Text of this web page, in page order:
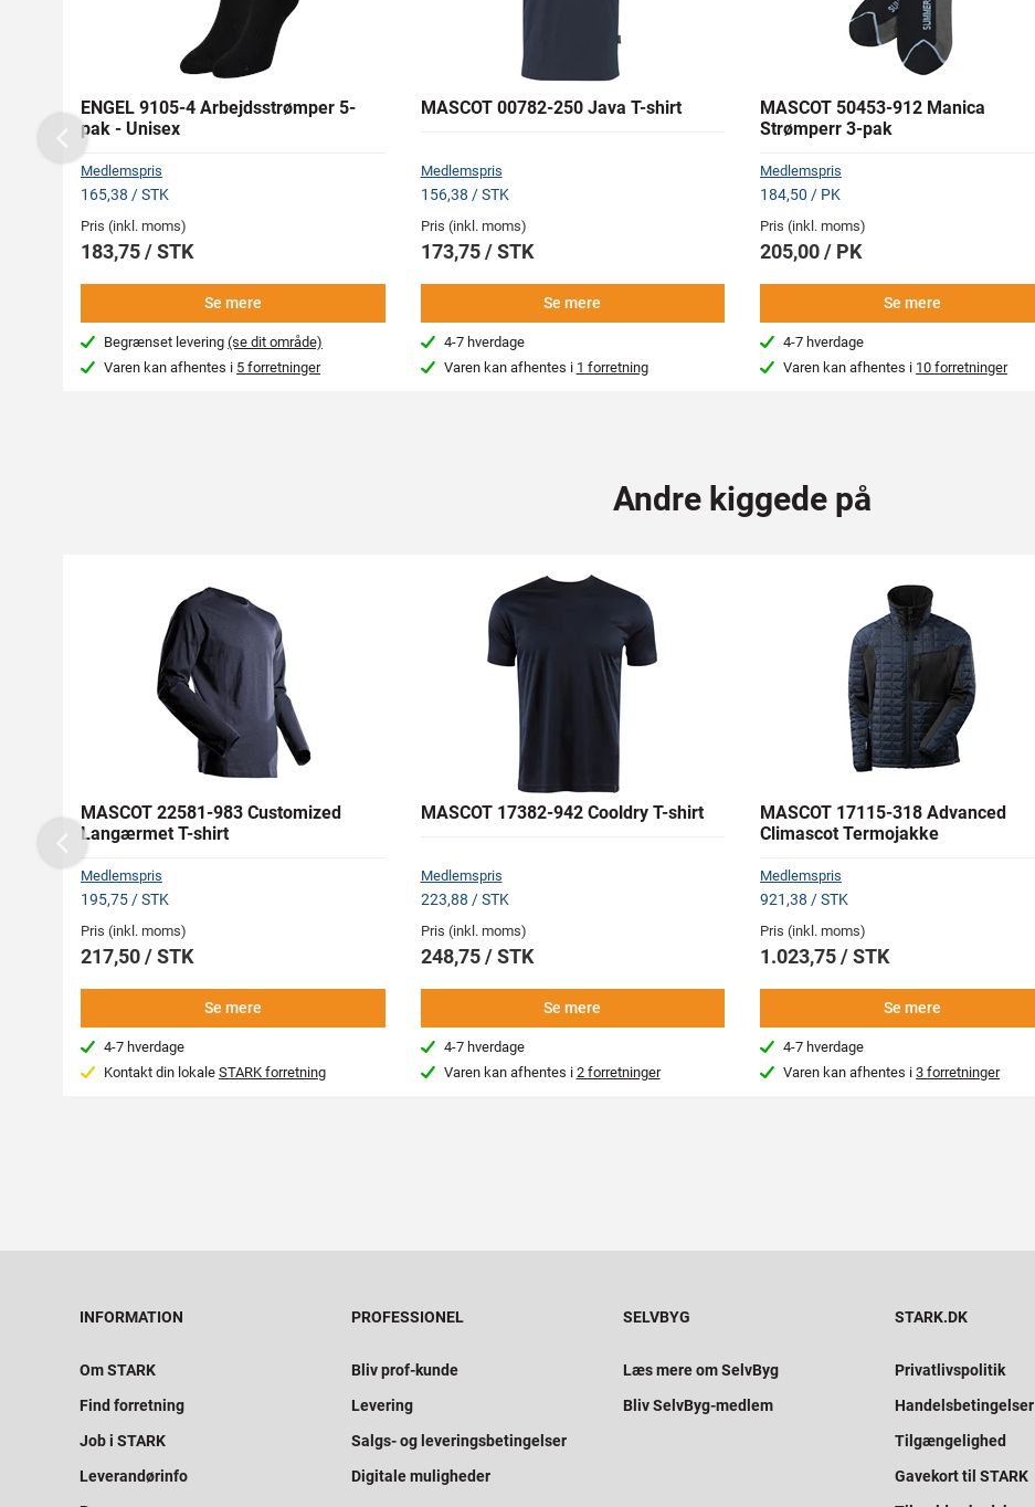
ENGEL 9105-4 Arbejdsstrømper 5-
pak - Unisex
Medlemspris
165,38 / STK
Pris (inkl. moms)
183,75 / STK
Se mere
Begrænset levering(se dit område)
Varen kan afhentes i 5 forretninger
MASCOT 00782-250 Java T-shirt
Medlemspris
156,38 / STK
Pris (inkl. moms)
173,75 / STK
Se mere
4-7 hverdage
Varen kan afhentes i 1 forretning
MASCOT 50453-912 Manica
Strømperr 3-pak
Medlemspris
184,50 / PK
Pris (inkl. moms)
205,00 / PK
Se mere
4-7 hverdage
Varen kan afhentes i 10 forretninger
Previous
Andre kiggede på
MASCOT 22581-983 Customized
Langærmet T-shirt
Medlemspris
195,75 / STK
Pris (inkl. moms)
217,50 / STK
Se mere
4-7 hverdage
Kontakt din lokale STARK forretning
MASCOT 17382-942 Cooldry T-shirt
Medlemspris
223,88 / STK
Pris (inkl. moms)
248,75 / STK
Se mere
4-7 hverdage
Varen kan afhentes i 2 forretninger
MASCOT 17115-318 Advanced
Climascot Termojakke
Medlemspris
921,38 / STK
Pris (inkl. moms)
1.023,75 / STK
Se mere
4-7 hverdage
Varen kan afhentes i3 forretninger
Previous
INFORMATION
Om STARK
Find forretning
Job i STARK
Leverandørinfo
PROFESSIONEL
Bliv prof-kunde
Levering
Salgs- og leveringsbetingelser
Digitale muligheder
SELVBYG
Læs mere om SelvByg
Bliv SelvByg-medlem
STARK.DK
Privatlivspolitik
Handelsbetingelser
Tilgængelighed
Gavekort til STARK